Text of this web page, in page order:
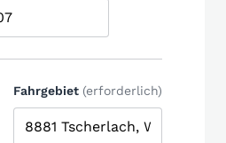
Fahrgebiet (erforderlich)